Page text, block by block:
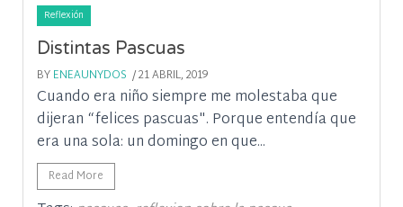
Reflexión
Distintas Pascuas
BYENEAUNYDOS / 21 ABRIL, 2019
Cuando era niño siempre me molestaba que
dijeran “felices pascuas". Porque entendía que
era una sola: un domingo en que...
Read More